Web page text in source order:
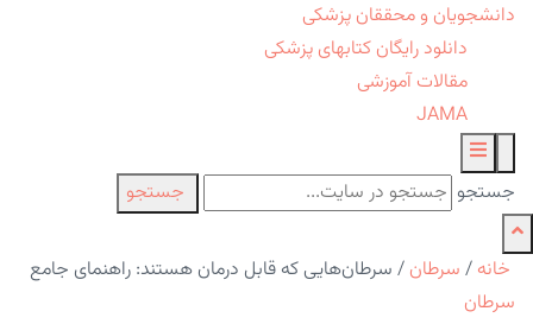
دانشجویان و محققان پزشکی
دانلود رایگان کتابهای پزشکی
مقالات آموزشی
JAMA
جستجو جستجو
خانه / سرطان / سرطان‌هایی که قابل درمان هستند: راهنمای جامع
سرطان